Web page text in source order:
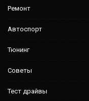
Ремонт
Автоспорт
Тюнинг
Советы
Тест драйвы